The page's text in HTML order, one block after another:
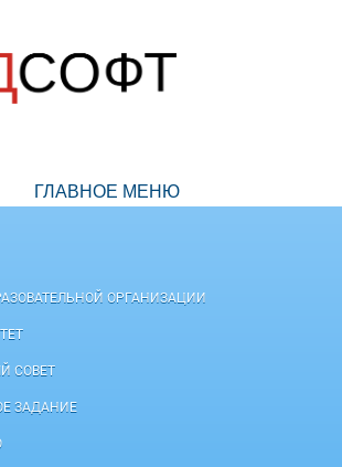
ГЛАВНОЕ МЕНЮ
ОРГАНИЗАЦИИ
СОВЕТ
ЗАДАНИЕ